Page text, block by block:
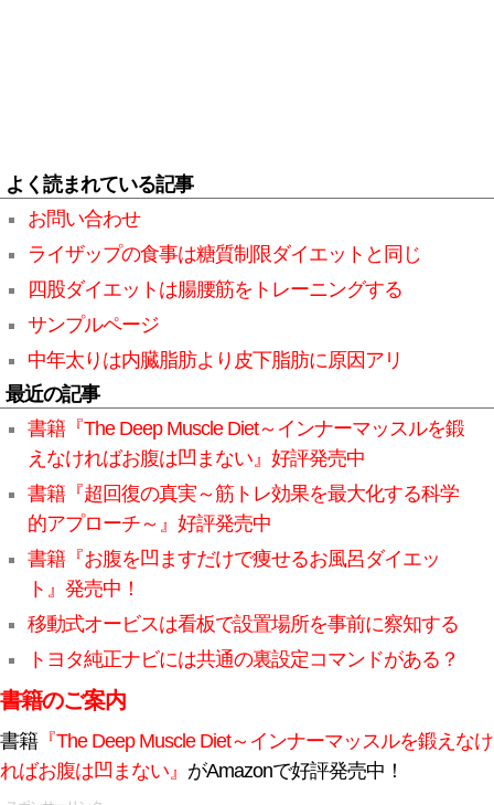
よく読まれている記事
お問い合わせ
ライザップの食事は糖質制限ダイエットと同じ
四股ダイエットは腸腰筋をトレーニングする
サンプルページ
中年太りは内臓脂肪より皮下脂肪に原因アリ
最近の記事
書籍『The Deep Muscle Diet～インナーマッスルを鍛
えなければお腹は凹まない』好評発売中
書籍『超回復の真実～筋トレ効果を最大化する科学
的アプローチ～』好評発売中
書籍『お腹を凹ますだけで痩せるお風呂ダイエッ
ト』発売中！
移動式オービスは看板で設置場所を事前に察知する
トヨタ純正ナビには共通の裏設定コマンドがある？
書籍のご案内
書籍『The Deep Muscle Diet～インナーマッスルを鍛えなけ
ればお腹は凹まない』 がAmazonで好評発売中！